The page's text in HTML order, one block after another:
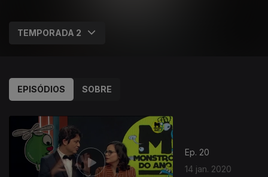
EPISÓDIOS SOBRE
Ep. 20
14 jan. 2020